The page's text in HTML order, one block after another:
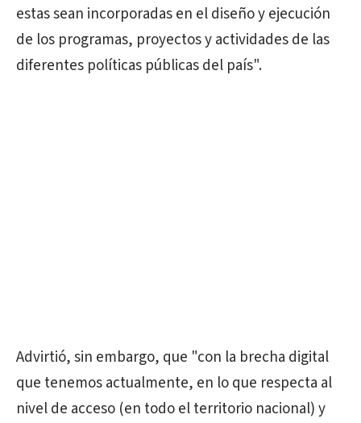
estas sean incorporadas en el diseño y ejecución
de los programas, proyectos y actividades de las
diferentes políticas públicas del país".
Advirtió, sin embargo, que "con la brecha digital
que tenemos actualmente, en lo que respecta al
nivel de acceso (en todo el territorio nacional) y